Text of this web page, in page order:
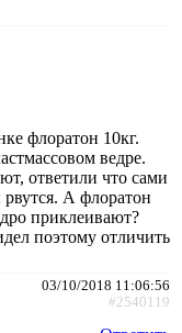
флоратон 10кг.
ведре.
ответили что сами
А флоратон
приклеивают?
поэтому отличить
03/10/2018 11:06:56
#2540119